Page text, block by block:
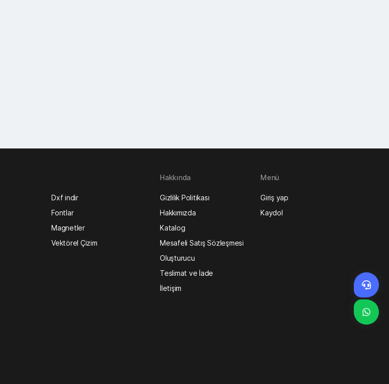
Dxf indir
Fontlar
Magnetler
Vektörel Çizim
Hakkında
Gizlilik Politikası
Hakkımızda
Katalog
Mesafeli Satış Sözleşmesi
Oluşturucu
Teslimat ve İade
İletişim
Menü
Giriş yap
Kaydol